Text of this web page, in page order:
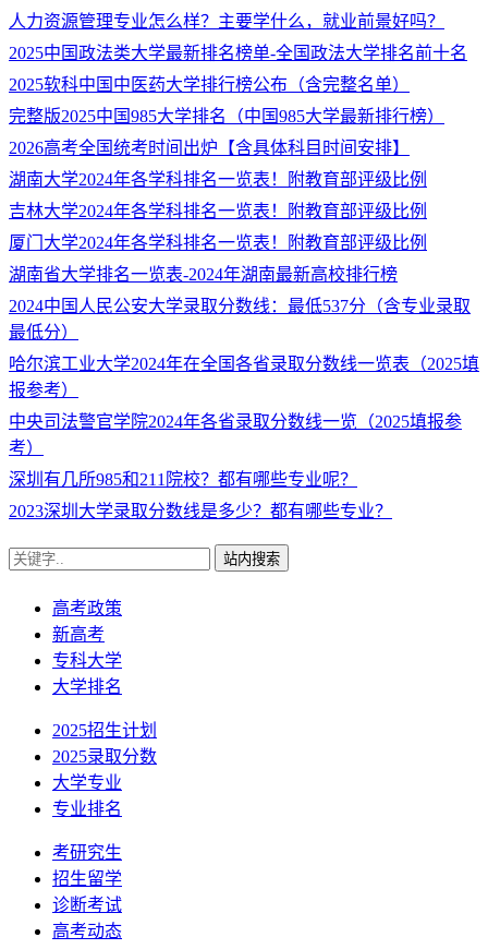
人力资源管理专业怎么样？主要学什么，就业前景好吗？
2025中国政法类大学最新排名榜单-全国政法大学排名前十名
2025软科中国中医药大学排行榜公布（含完整名单）
完整版2025中国985大学排名（中国985大学最新排行榜）
2026高考全国统考时间出炉【含具体科目时间安排】
湖南大学2024年各学科排名一览表！附教育部评级比例
吉林大学2024年各学科排名一览表！附教育部评级比例
厦门大学2024年各学科排名一览表！附教育部评级比例
湖南省大学排名一览表-2024年湖南最新高校排行榜
2024中国人民公安大学录取分数线：最低537分（含专业录取
最低分）
哈尔滨工业大学2024年在全国各省录取分数线一览表（2025填
报参考）
中央司法警官学院2024年各省录取分数线一览（2025填报参
考）
深圳有几所985和211院校？都有哪些专业呢？
2023深圳大学录取分数线是多少？都有哪些专业？
站内搜索
高考政策
新高考
专科大学
大学排名
2025招生计划
2025录取分数
大学专业
专业排名
考研究生
招生留学
诊断考试
高考动态